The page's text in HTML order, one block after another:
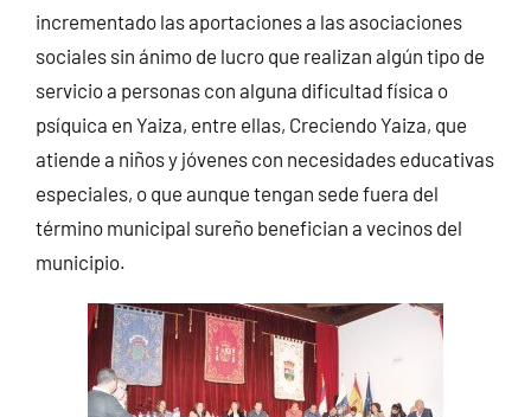
incrementado las aportaciones a las asociaciones
sociales sin ánimo de lucro que realizan algún tipo de
servicio a personas con alguna dificultad física o
psíquica en Yaiza, entre ellas, Creciendo Yaiza, que
atiende a niños y jóvenes con necesidades educativas
especiales, o que aunque tengan sede fuera del
término municipal sureño benefician a vecinos del
municipio.